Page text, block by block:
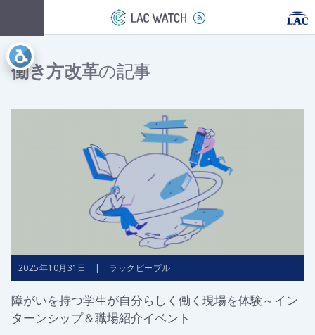
働き方改革の記事
2025年10月31日 | ラックピープル
障がいを持つ学生が自分らしく働く現場を体験～イン
ターンシップ＆職場紹介イベント